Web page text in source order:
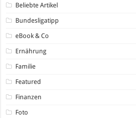
Beliebte Artikel
Bundesligatipp
eBook & Co
Ernährung
Familie
Featured
Finanzen
Foto